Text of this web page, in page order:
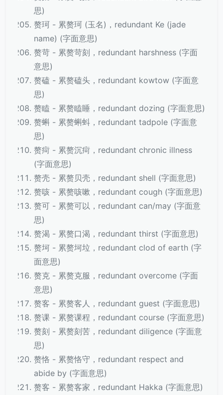
思)
赘珂 - 累赘珂 (玉名)，redundant Ke (jade
name) (字面意思)
赘苛 - 累赘苛刻，redundant harshness (字面
意思)
赘磕 - 累赘磕头，redundant kowtow (字面意
思)
赘瞌 - 累赘瞌睡，redundant dozing (字面意思)
赘蝌 - 累赘蝌蚪，redundant tadpole (字面意
思)
赘疴 - 累赘沉疴，redundant chronic illness
(字面意思)
赘壳 - 累赘贝壳，redundant shell (字面意思)
赘咳 - 累赘咳嗽，redundant cough (字面意思)
赘可 - 累赘可以，redundant can/may (字面意
思)
赘渴 - 累赘口渴，redundant thirst (字面意思)
赘坷 - 累赘坷垃，redundant clod of earth (字
面意思)
赘克 - 累赘克服，redundant overcome (字面
意思)
赘客 - 累赘客人，redundant guest (字面意思)
赘课 - 累赘课程，redundant course (字面意思)
赘刻 - 累赘刻苦，redundant diligence (字面意
思)
赘恪 - 累赘恪守，redundant respect and
abide by (字面意思)
赘客 - 累赘客家，redundant Hakka (字面意思)